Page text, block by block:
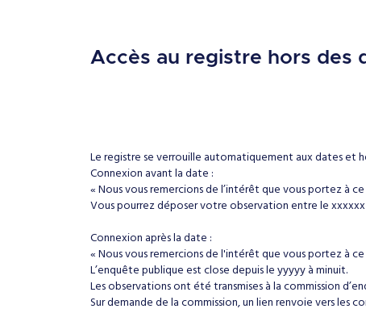
Accès au registre hors des
Le registre se verrouille automatiquement aux dates et
Connexion avant la date :
« Nous vous remercions de l’intérêt que vous portez à
Vous pourrez déposer votre observation entre le
Connexion après la date :
« Nous vous remercions de l'intérêt que vous portez à
L’enquête publique est close depuis le yyyyy à minuit.
Les observations ont été transmises à la commission
Sur demande de la commission, un lien renvoie vers les